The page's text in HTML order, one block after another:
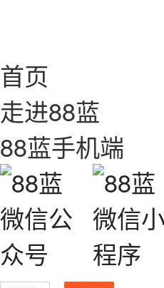
首页
走进88蓝
88蓝手机端